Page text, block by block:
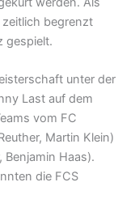
begrenzt
gespielt.
unter der
Last auf dem
vom FC
Martin Klein)
Benjamin Haas).
die FCS